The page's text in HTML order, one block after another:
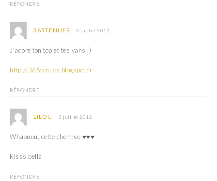
RÉPONDRE
365TENUES 3 juillet 2012
J’adore ton top et tes vans :)
http://365tenues.blogspot.fr
RÉPONDRE
LILOU 3 juillet 2012
Whaouuu, cette chemise ♥♥♥
Kisss bella
RÉPONDRE